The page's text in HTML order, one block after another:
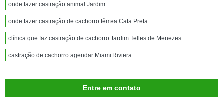
onde fazer castração animal Jardim
onde fazer castração de cachorro fêmea Cata Preta
clínica que faz castração de cachorro Jardim Telles de Menezes
castração de cachorro agendar Miami Riviera
Entre em contato